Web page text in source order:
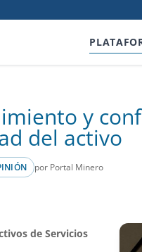
y
del activo
por Portal Minero
de Servicios